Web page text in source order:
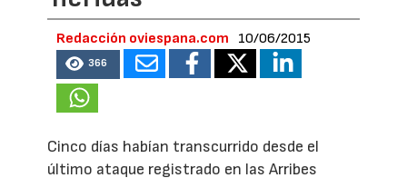
Redacción oviespana.com 10/06/2015
366
Cinco días habían transcurrido desde el
último ataque registrado en las Arribes